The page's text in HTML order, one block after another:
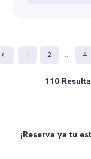
1 2 … 4
110
¡Reserva ya tu